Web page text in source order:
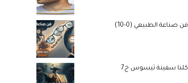
فن صناعة الطبيعي (0-10)
كلنا سفينة ثيسوس ج7